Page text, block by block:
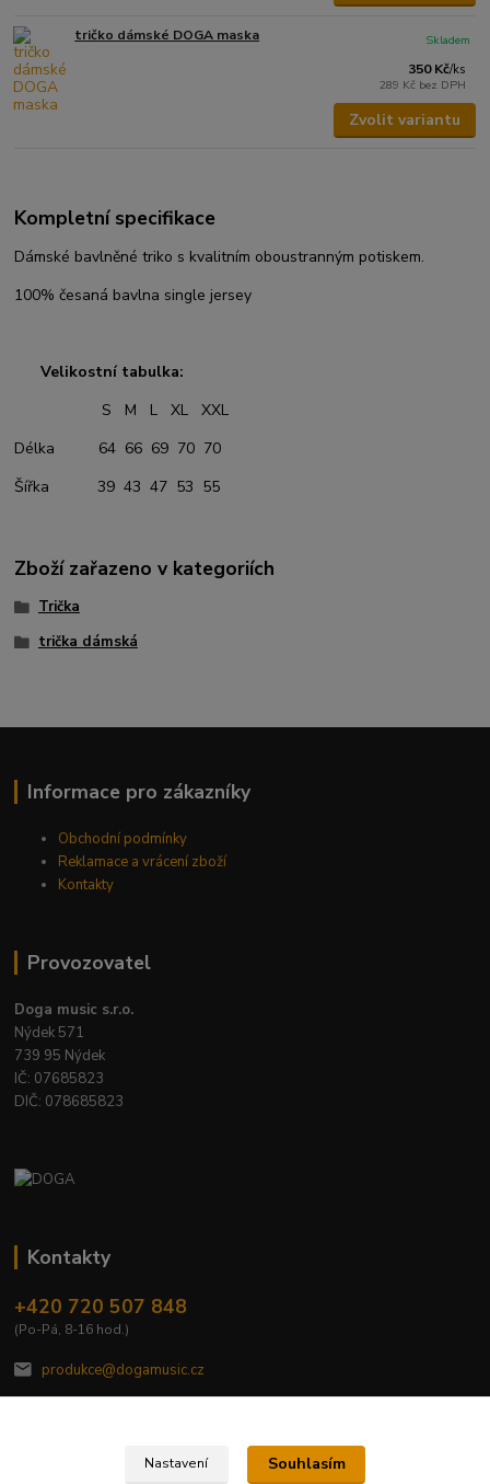
tričko dámské DOGA maska
350 Kč/ks
289 Kč bez DPH
Skladem
Zvolit variantu
Kompletní specifikace
Dámské bavlněné triko s kvalitním oboustranným potiskem.
100% česaná bavlna single jersey
Velikostní tabulka:
S M L XL XXL
Délka 64 66 69 70 70
Šířka 39 43 47 53 55
Zboží zařazeno v kategoriích
Trička
trička dámská
Informace pro zákazníky
Obchodní podmínky
Reklamace a vrácení zboží
Kontakty
Provozovatel
Doga music s.r.o.
Nýdek 571
739 95 Nýdek
IČ: 07685823
DIČ: 078685823
Kontakty
+420 720 507 848
(Po-Pá, 8-16 hod.)
produkce@dogamusic.cz
Nastavení Souhlasím